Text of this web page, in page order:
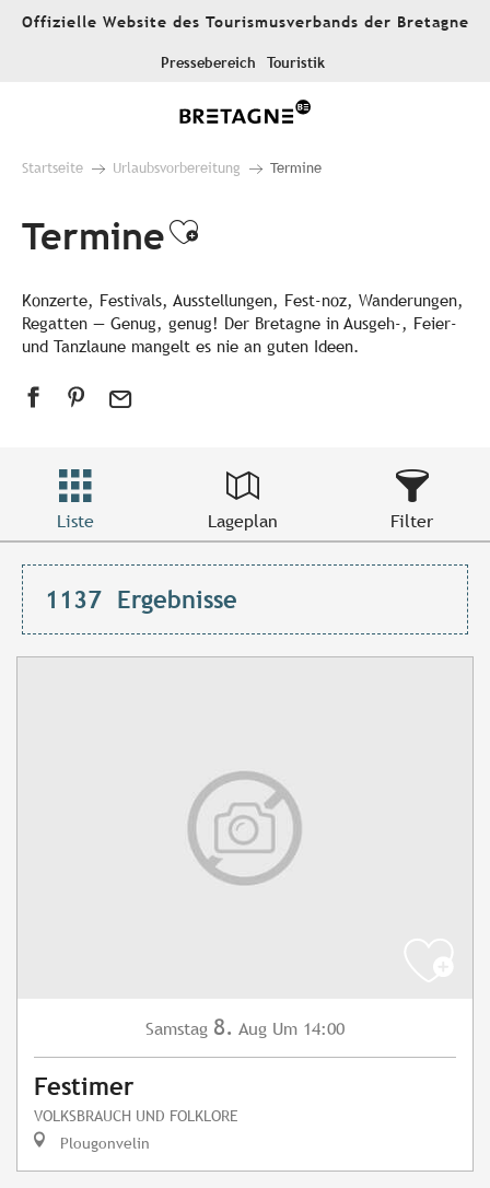
AllerOffizielle Website des Tourismusverbands der Bretagne
Pressebereich Touristik
Startseite Urlaubsvorbereitung Termine
TermineAjouter aux
Konzerte, Festivals, Ausstellungen, Fest-noz, Wanderungen,
Regatten — Genug, genug! Der Bretagne in Ausgeh-, Feier-
und Tanzlaune mangelt es nie an guten Ideen.
Liste Lageplan Filter
1137 Ergebnisse
Samstag 8. Aug Um 14:00
Festimer
VOLKSBRAUCH UND FOLKLORE
Plougonvelin